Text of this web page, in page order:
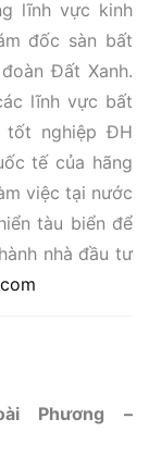
lĩnh vực kinh
đốc sàn bất
Đất Xanh.
lĩnh vực bất
tốt nghiệp ĐH
tế của hãng
việc tại nước
tàu biển để
nhà đầu tư
Phương –